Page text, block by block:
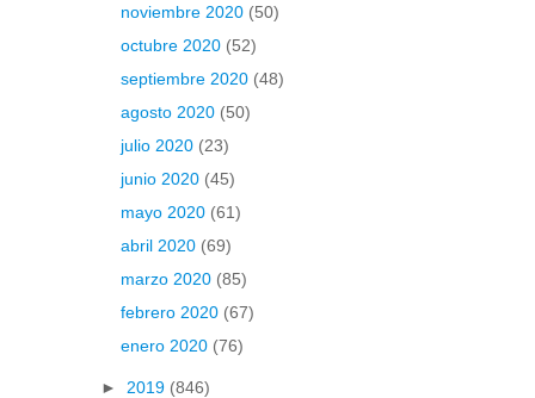
noviembre 2020 (50)
octubre 2020 (52)
septiembre 2020 (48)
agosto 2020 (50)
julio 2020 (23)
junio 2020 (45)
mayo 2020 (61)
abril 2020 (69)
marzo 2020 (85)
febrero 2020 (67)
enero 2020 (76)
► 2019 (846)